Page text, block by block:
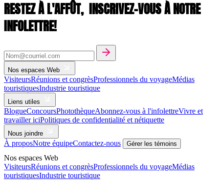
RESTEZ À L'AFFÛT, INSCRIVEZ-VOUS À NOTRE
INFOLETTRE!
Nos espaces Web
VisiteursRéunions et congrèsProfessionnels du voyageMédias
touristiquesIndustrie touristique
Liens utiles
BlogueConcoursPhotothèqueAbonnez-vous à l'infolettreVivre et
travailler iciPolitiques de confidentialité et nétiquette
Nous joindre
À proposNotre équipeContactez-nous Gérer les témoins
Nos espaces Web
VisiteursRéunions et congrèsProfessionnels du voyageMédias
touristiquesIndustrie touristique